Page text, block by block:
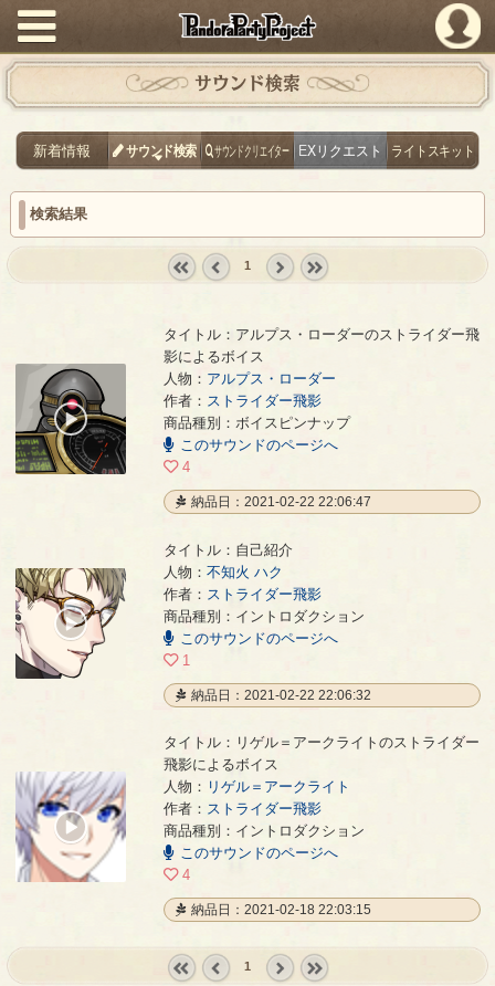
PandoraPartyProject
サウンド検索
新着情報 サウンド検索 サウンドクリエイター EXリクエスト ライトスキット
検索結果
1
アルプス・ローダーのストライダー飛影によるボイス
00:00
00:10
タイトル：アルプス・ローダーのストライダー飛
影によるボイス
人物： アルプス・ローダー
作者： ストライダー飛影
商品種別：ボイスピンナップ
このサウンドのページへ
4
納品日：2021-02-22 22:06:47
自己紹介 - ストライダー飛影
タイトル：自己紹介
人物： 不知火 ハク
作者： ストライダー飛影
商品種別：イントロダクション
このサウンドのページへ
1
納品日：2021-02-22 22:06:32
リゲル＝アークライトのストライダー飛影によるボイス
00:00
00:20
タイトル：リゲル＝アークライトのストライダー
飛影によるボイス
人物： リゲル＝アークライト
作者： ストライダー飛影
商品種別：イントロダクション
このサウンドのページへ
4
納品日：2021-02-18 22:03:15
1